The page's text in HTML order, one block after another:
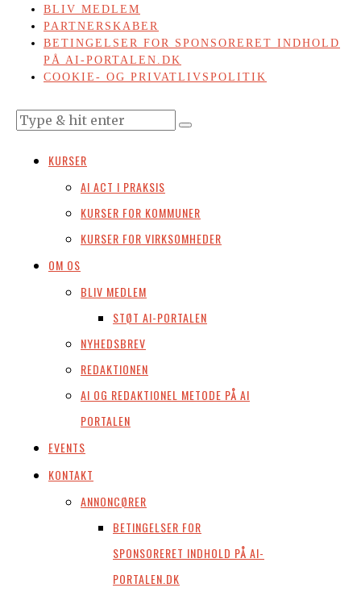
BLIV MEDLEM
PARTNERSKABER
BETINGELSER FOR SPONSORERET INDHOLD
PÅ AI-PORTALEN.DK
COOKIE- OG PRIVATLIVSPOLITIK
KURSER
AI ACT I PRAKSIS
KURSER FOR KOMMUNER
KURSER FOR VIRKSOMHEDER
OM OS
BLIV MEDLEM
STØT AI-PORTALEN
NYHEDSBREV
REDAKTIONEN
AI OG REDAKTIONEL METODE PÅ AI
PORTALEN
EVENTS
KONTAKT
ANNONCØRER
BETINGELSER FOR
SPONSORERET INDHOLD PÅ AI-
PORTALEN.DK